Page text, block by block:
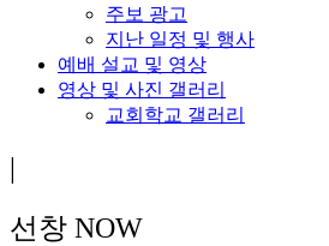
주보 광고
지난 일정 및 행사
예배 설교 및 영상
영상 및 사진 갤러리
교회학교 갤러리
|
선창 NOW